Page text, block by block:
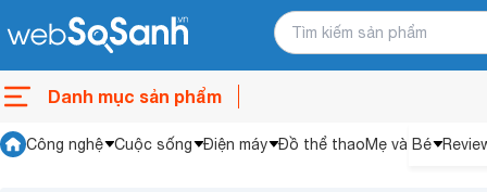
Danh mục sản phẩm
Công nghệ Cuộc sống Điện máy Đồ thể thaoMẹ và Bé